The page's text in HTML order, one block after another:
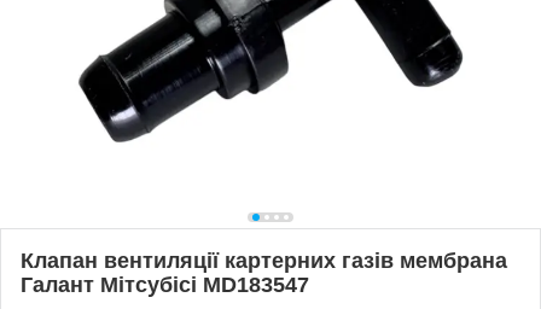
Клапан вентиляції картерних газів мембрана
Галант Мітсубісі MD183547